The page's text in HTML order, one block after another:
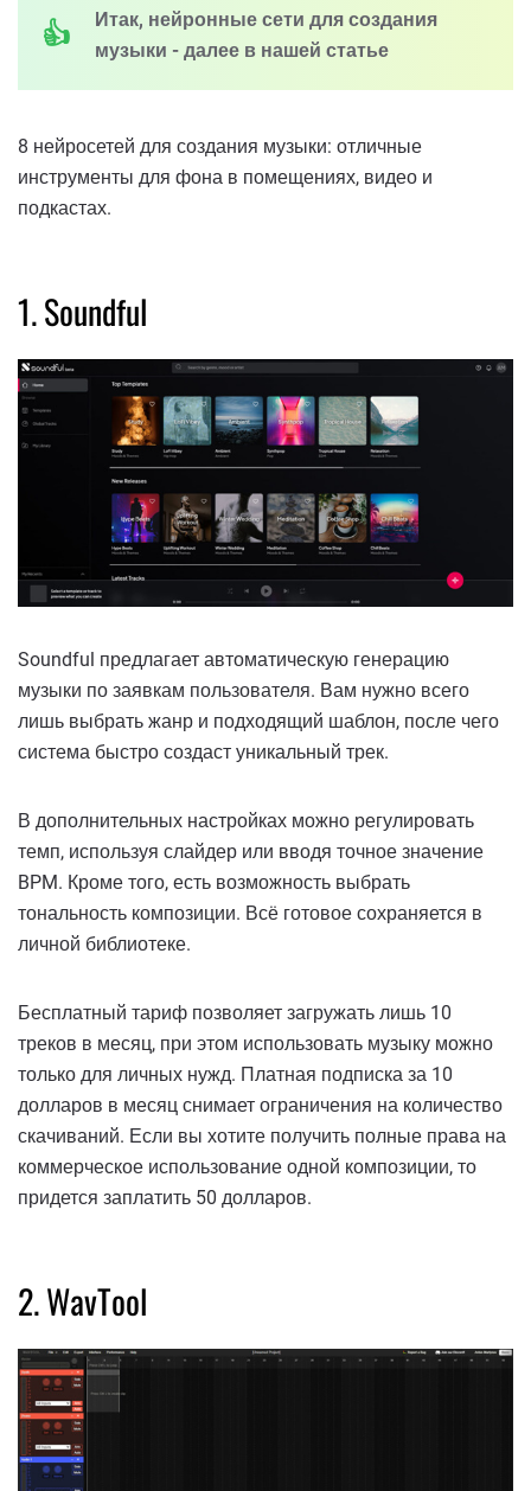
Итак, нейронные сети для создания
музыки - далее в нашей статье
8 нейросетей для создания музыки: отличные
инструменты для фона в помещениях, видео и
подкастах.
1. Soundful
Soundful предлагает автоматическую генерацию
музыки по заявкам пользователя. Вам нужно всего
лишь выбрать жанр и подходящий шаблон, после чего
система быстро создаст уникальный трек.
В дополнительных настройках можно регулировать
темп, используя слайдер или вводя точное значение
BPM. Кроме того, есть возможность выбрать
тональность композиции. Всё готовое сохраняется в
личной библиотеке.
Бесплатный тариф позволяет загружать лишь 10
треков в месяц, при этом использовать музыку можно
только для личных нужд. Платная подписка за 10
долларов в месяц снимает ограничения на количество
скачиваний. Если вы хотите получить полные права на
коммерческое использование одной композиции, то
придется заплатить 50 долларов.
2. WavTool